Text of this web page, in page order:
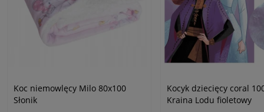
Koc niemowlęcy Milo 80x100
Słonik
Kocyk dziecięcy coral
Kraina Lodu fioletowy